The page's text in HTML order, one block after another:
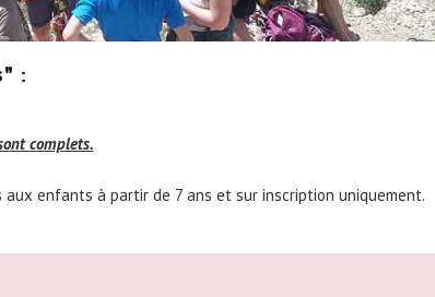
:
complets.
aux enfants à partir de 7 ans et sur inscription uniquement.